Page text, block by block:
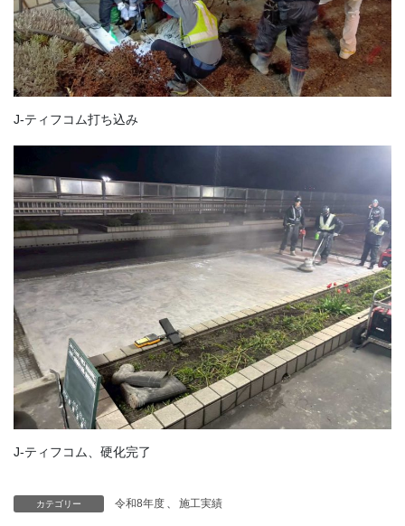
J-ティフコム打ち込み
J-ティフコム、硬化完了
カテゴリー 令和8年度 、 施工実績